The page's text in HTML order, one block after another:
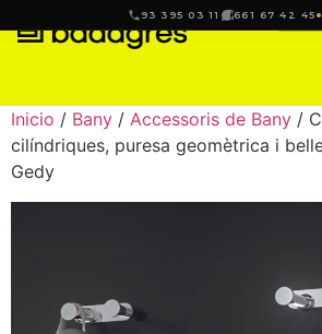
93 395 03 11 661 67 42 45
Inicio / Bany / Accessoris de Bany /
cilíndriques, puresa geomètrica i
Gedy